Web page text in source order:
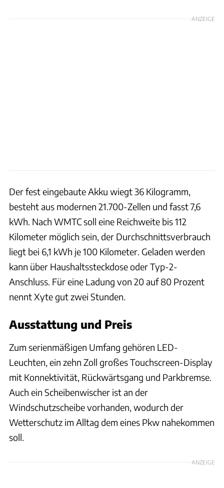
ANZEIGE
Der fest eingebaute Akku wiegt 36 Kilogramm,
besteht aus modernen 21.700-Zellen und fasst 7,6
kWh. Nach WMTC soll eine Reichweite bis 112
Kilometer möglich sein, der Durchschnittsverbrauch
liegt bei 6,1 kWh je 100 Kilometer. Geladen werden
kann über Haushaltssteckdose oder Typ-2-
Anschluss. Für eine Ladung von 20 auf 80 Prozent
nennt Xyte gut zwei Stunden.
Ausstattung und Preis
Zum serienmäßigen Umfang gehören LED-
Leuchten, ein zehn Zoll großes Touchscreen-Display
mit Konnektivität, Rückwärtsgang und Parkbremse.
Auch ein Scheibenwischer ist an der
Windschutzscheibe vorhanden, wodurch der
Wetterschutz im Alltag dem eines Pkw nahekommen
soll.
ANZEIGE